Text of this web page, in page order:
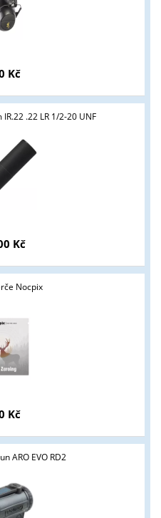
Kč
.22 LR 1/2-20 UNF
Kč
Nocpix
Kč
ARO EVO RD2
odborné veřejnosti od 18 let a
NE